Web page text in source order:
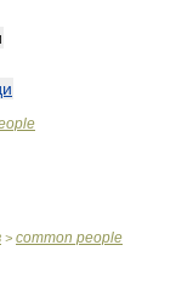
> common people